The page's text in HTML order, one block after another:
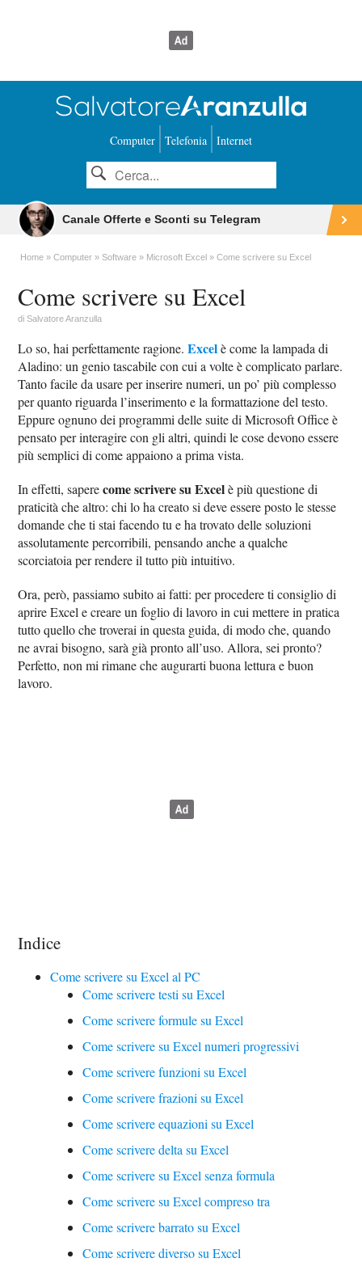
Computer Telefonia Internet
Canale Offerte e Sconti su Telegram
Home Computer Software Microsoft Excel Come scrivere su Excel
Come scrivere su Excel
diSalvatore Aranzulla
Lo so, hai perfettamente ragione.Excelè come la lampada di
Aladino: un genio tascabile con cui a volte è complicato parlare.
Tanto facile da usare per inserire numeri, un po’ più complesso
per quanto riguarda l’inserimento e la formattazione del testo.
Eppure ognuno dei programmi delle suite di Microsoft Office è
pensato per interagire con gli altri, quindi le cose devono essere
più semplici di come appaiono a prima vista.
In effetti, saperecome scrivere su Excelè più questione di
praticità che altro: chi lo ha creato si deve essere posto le stesse
domande che ti stai facendo tu e ha trovato delle soluzioni
assolutamente percorribili, pensando anche a qualche
scorciatoia per rendere il tutto più intuitivo.
Ora, però, passiamo subito ai fatti: per procedere ti consiglio di
aprire Excel e creare un foglio di lavoro in cui mettere in pratica
tutto quello che troverai in questa guida, di modo che, quando
ne avrai bisogno, sarà già pronto all’uso. Allora, sei pronto?
Perfetto, non mi rimane che augurarti buona lettura e buon
lavoro.
Indice
Come scrivere su Excel al PC
Come scrivere testi su Excel
Come scrivere formule su Excel
Come scrivere su Excel numeri progressivi
Come scrivere funzioni su Excel
Come scrivere frazioni su Excel
Come scrivere equazioni su Excel
Come scrivere delta su Excel
Come scrivere su Excel senza formula
Come scrivere su Excel compreso tra
Come scrivere barrato su Excel
Come scrivere diverso su Excel